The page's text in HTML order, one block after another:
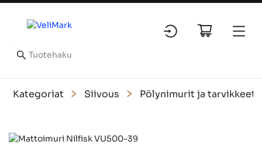
Kategoriat Siivous Pölynimurit ja tarvikkeet
Slide 1 of 1